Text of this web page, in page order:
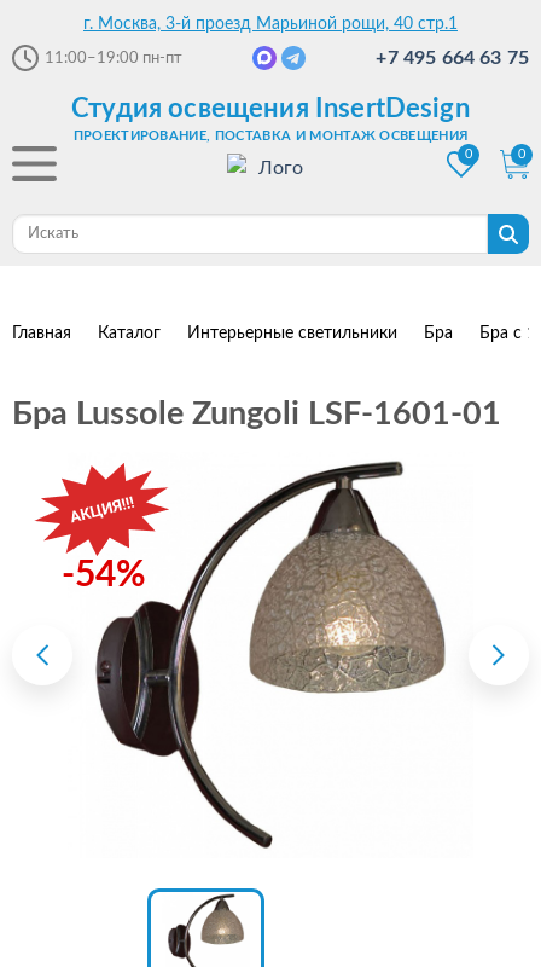
г. Москва, 3-й проезд Марьиной рощи, 40 стр.1
11:00–19:00 пн-пт +7 495 664 63 75
Студия освещения InsertDesign
ПРОЕКТИРОВАНИЕ, ПОСТАВКА И МОНТАЖ ОСВЕЩЕНИЯ
0
0
Главная Каталог Интерьерные светильники Бра Бра с
Бра Lussole Zungoli LSF-1601-01
-54%